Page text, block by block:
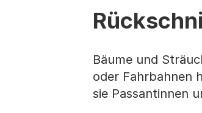
Bäume und
oder Fahrbahnen
sie Passantinnen